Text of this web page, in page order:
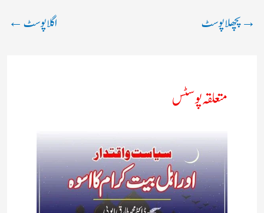
→پچھلا پوسٹ اگلا پوسٹ←
متعلقہ پوسٹس